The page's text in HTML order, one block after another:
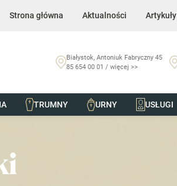
Strona główna Aktualności Artykuły
Białystok, Antoniuk Fabryczny 45
85 654 00 01 / więcej >>
TRUMNY URNY USŁUGI